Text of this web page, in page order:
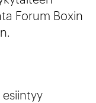
Forum Boxin